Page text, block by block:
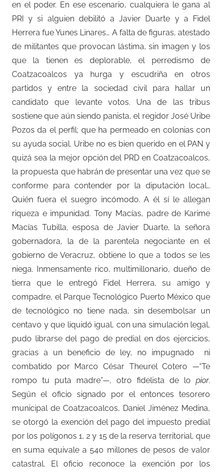
en el poder. En ese escenario, cualquiera le gana al
PRI y si alguien debilitó a Javier Duarte y a Fidel
Herrera fue Yunes Linares… A falta de figuras, atestado
de militantes que provocan lástima, sin imagen y los
que la tienen es deplorable, el perredismo de
Coatzacoalcos ya hurga y escudriña en otros
partidos y entre la sociedad civil para hallar un
candidato que levante votos. Una de las tribus
sostiene que aún siendo panista, el regidor José Uribe
Pozos da el perfil; que ha permeado en colonias con
su ayuda social. Uribe no es bien querido en el PAN y
quizá sea la mejor opción del PRD en Coatzacoalcos,
la propuesta que habrán de presentar una vez que se
conforme para contender por la diputación local…
Quién fuera el suegro incómodo. A él sí le allegan
riqueza e impunidad. Tony Macías, padre de Karime
Macías Tubilla, esposa de Javier Duarte, la señora
gobernadora, la de la parentela negociante en el
gobierno de Veracruz, obtiene lo que a todos se les
niega. Inmensamente rico, multimillonario, dueño de
tierra que le entregó Fidel Herrera, su amigo y
compadre, el Parque Tecnológico Puerto México que
de tecnológico no tiene nada, sin desembolsar un
centavo y que liquidó igual, con una simulación legal,
pudo librarse del pago de predial en dos ejercicios,
gracias a un beneficio de ley, no impugnado
ni
combatido por Marco César Theurel Cotero —“Te
rompo tu puta madre”—, otro fidelista de lo pior.
Según el oficio signado por el entonces tesorero
municipal de Coatzacoalcos, Daniel Jiménez Medina,
se otorgó la exención del pago del impuesto predial
por los polígonos 1, 2 y 15 de la reserva territorial, que
en suma equivale a 540 millones de pesos de valor
catastral. El oficio reconoce la exención por los